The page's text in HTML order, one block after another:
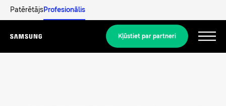
PatērētājsProfesionālis
Menu
Kļūstiet par partneri